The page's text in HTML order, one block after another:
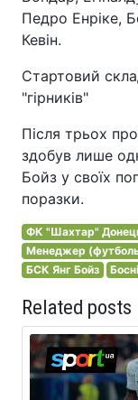
Педро Енріке,
Кевін.
Стартовий
"гірників"
Після трьох
здобув лише
Бойз у своїх
поразки.
ФК "Шахтар"
Менеджер
БСК Янг Бойз
Related posts